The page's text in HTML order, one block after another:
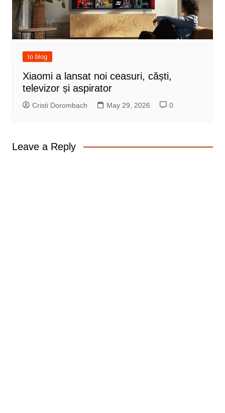
to blog
Xiaomi a lansat noi ceasuri, căști,
televizor și aspirator
Cristi Dorombach May 29, 2026 0
Leave a Reply